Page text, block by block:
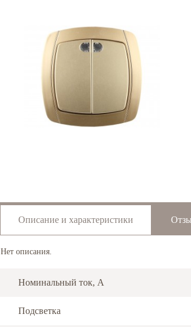
Описание и характеристики
Нет описания.
Номинальный ток, А
Подсветка